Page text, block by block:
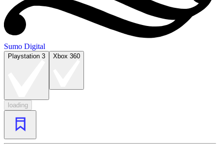
Sumo Digital
Playstation 3 Xbox 360
loading